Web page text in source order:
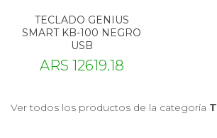
TECLADO GENIUS
SMART KB-100 NEGRO
USB
ARS 12619.18
Ver todos los productos de la categoría